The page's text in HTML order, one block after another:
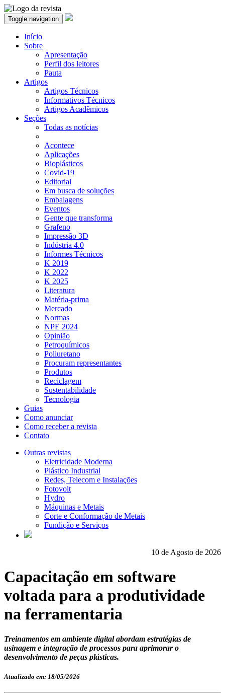
Toggle navigation
Início
Sobre
Apresentação
Perfil dos leitores
Pauta
Artigos
Artigos Técnicos
Informativos Técnicos
Artigos Acadêmicos
Seções
Todas as notícias
Acontece
Aplicações
Bioplásticos
Covid-19
Editorial
Em busca de soluções
Embalagens
Eventos
Gente que transforma
Grafeno
Impressão 3D
Indústria 4.0
Informes Técnicos
K 2019
K 2022
K 2025
Literatura
Matéria-prima
Mercado
Normas
NPE 2024
Opinião
Petroquímicos
Poliuretano
Procuram representantes
Produtos
Reciclagem
Sustentabilidade
Tecnologia
Guias
Como anunciar
Como receber a revista
Contato
Outras revistas
Eletricidade Moderna
Plástico Industrial
Redes, Telecom e Instalações
Fotovolt
Hydro
Máquinas e Metais
Corte e Conformação de Metais
Fundição e Serviços
10 de Agosto de 2026
Capacitação em software
voltada para a produtividade
na ferramentaria
Treinamentos em ambiente digital abordam estratégias de
usinagem e integração de processos para aprimorar o
desenvolvimento de peças plásticas.
Atualizado em: 18/05/2026